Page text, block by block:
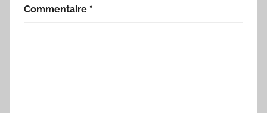
Commentaire *